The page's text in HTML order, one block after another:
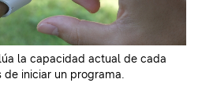
la capacidad actual de cada
de iniciar un programa.